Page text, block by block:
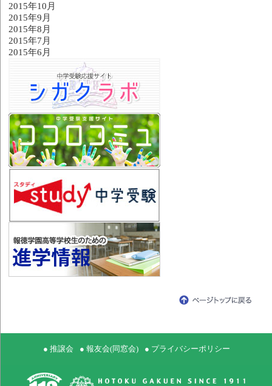
2015年10月
2015年9月
2015年8月
2015年7月
2015年6月
● 推譲会 ● 報友会(同窓会) ● プライバシーポリシー